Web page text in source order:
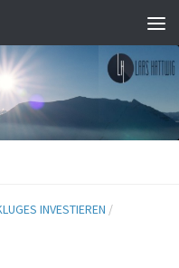
INVESTIEREN /